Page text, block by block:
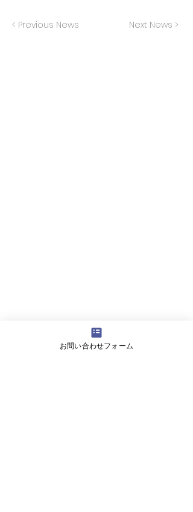
< Previous News Next News >
お問い合わせフォーム